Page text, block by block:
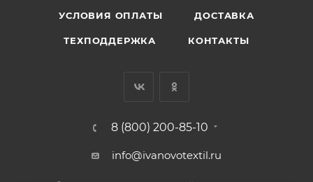
УСЛОВИЯ ОПЛАТЫ ДОСТАВКА
ТЕХПОДДЕРЖКА КОНТАКТЫ
8 (800) 200-85-10
info@ivanovotextil.ru